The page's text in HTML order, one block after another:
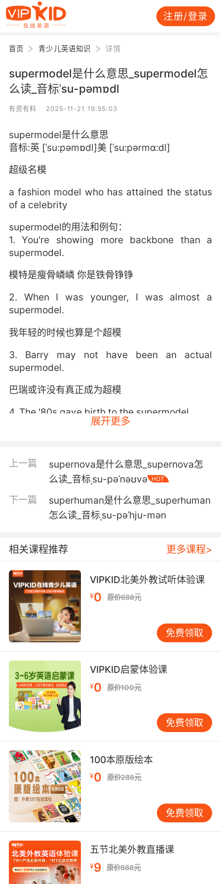
注册/登录
首页 青少儿英语知识 详情
supermodel是什么意思_supermodel怎
么读_音标ˈsu-pəmɒdl
有资有料 2025-11-21 19:55:03
supermodel是什么意思
音标:英 [ˈsu:pəmɒdl]美 [ˈsu:pərmɑ:dl]
超级名模
a fashion model who has attained the status
of a celebrity
supermodel的用法和例句：
1. You're showing more backbone than a
supermodel.
模特是瘦骨嶙嶙 你是铁骨铮铮
2. When I was younger, I was almost a
supermodel.
我年轻的时候也算是个超模
3. Barry may not have been an actual
supermodel.
巴瑞或许没有真正成为超模
4. The '80s gave birth to the supermodel.
5. Then I hear he's marrying a supermodel,
this weekend.
6. It's what the supermodels do to get a
那些超模就是这样拍出完美噘嘴的
7. Unfortunately, the supermodels of the spud
world are no use to me.
不幸的是 土豆界的超模 对我来说用处不大
8. A supermodel had to be perfect, but my
brother was about to prove that wrong.
一个超模必须是完美无缺的 但我哥哥接下来要证
明这一点是不对的
9. Might explain this supermodel wrapped
around him.
也许那就是这位名模黏着他的原因
10. You're supermodels, siamese, clowns, you
talk dirty.
你们是超模 连体人 小丑 还会说骚话
展开更多
上一篇
supernova是什么意思_supernova怎
么读_音标ˌsu-pəˈnəʊvə
HOT
下一篇
superhuman是什么意思_superhuman
怎么读_音标ˌsu-pəˈhju-mən
相关课程推荐 更多课程>
VIPKID北美外教试听体验课
¥0 原价688元
免费领取
VIPKID启蒙体验课
¥0 原价100元
免费领取
100本原版绘本
¥0 原价288元
免费领取
五节北美外教直播课
¥9 原价888元